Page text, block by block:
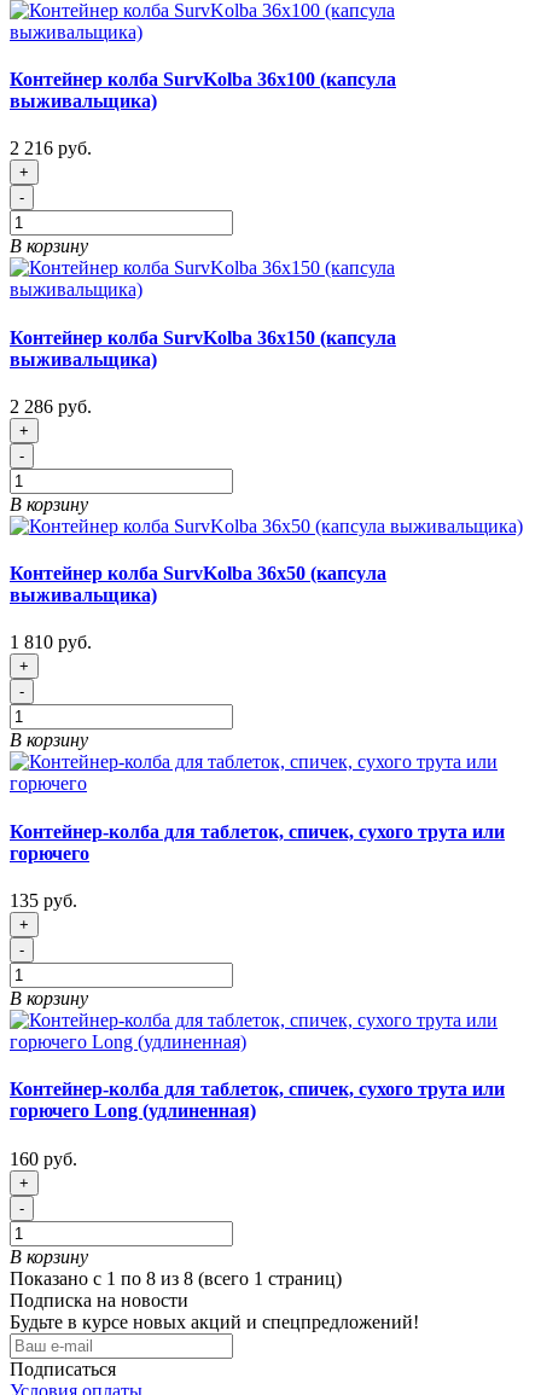
Контейнер колба SurvKolba 36х100 (капсула
выживальщика)
2 216 руб.
+
-
В корзину
Контейнер колба SurvKolba 36х150 (капсула
выживальщика)
2 286 руб.
+
-
В корзину
Контейнер колба SurvKolba 36х50 (капсула
выживальщика)
1 810 руб.
+
-
В корзину
Контейнер-колба для таблеток, спичек, сухого трута или
горючего
135 руб.
+
-
В корзину
Контейнер-колба для таблеток, спичек, сухого трута или
горючего Long (удлиненная)
160 руб.
+
-
В корзину
Показано с 1 по 8 из 8 (всего 1 страниц)
Подписка на новости
Будьте в курсе новых акций и спецпредложений!
Подписаться
Условия оплаты